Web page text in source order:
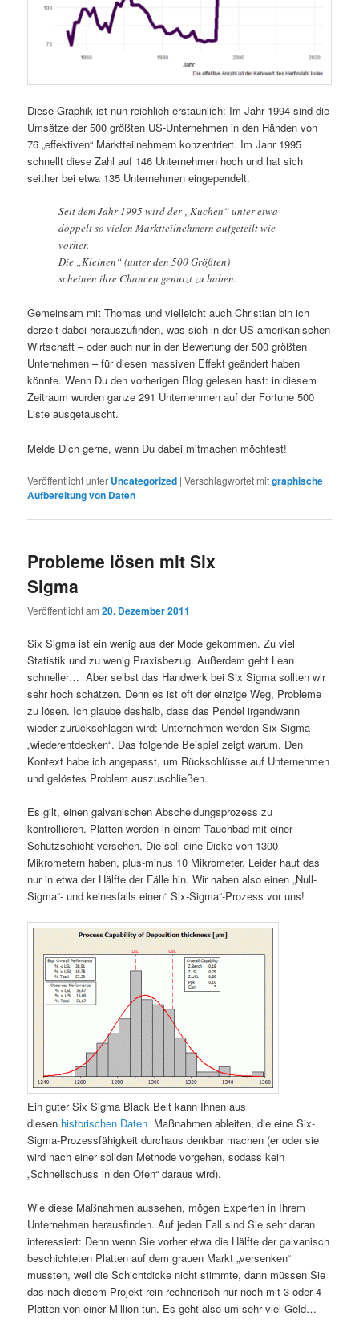
Diese Graphik ist nun reichlich erstaunlich: Im Jahr 1994 sind die
Umsätze der 500 größten US-Unternehmen in den Händen von
76 „effektiven“ Marktteilnehmern konzentriert. Im Jahr 1995
schnellt diese Zahl auf 146 Unternehmen hoch und hat sich
seither bei etwa 135 Unternehmen eingependelt.
Seit dem Jahr 1995 wird der „Kuchen“ unter etwa
doppelt so vielen Marktteilnehmern aufgeteilt wie
vorher.
Die „Kleinen“ (unter den 500 Größten)
scheinen ihre Chancen genutzt zu haben.
Gemeinsam mit Thomas und vielleicht auch Christian bin ich
derzeit dabei herauszufinden, was sich in der US-amerikanischen
Wirtschaft – oder auch nur in der Bewertung der 500 größten
Unternehmen – für diesen massiven Effekt geändert haben
könnte. Wenn Du den vorherigen Blog gelesen hast: in diesem
Zeitraum wurden ganze 291 Unternehmen auf der Fortune 500
Liste ausgetauscht.
Melde Dich gerne, wenn Du dabei mitmachen möchtest!
Veröffentlicht unter Uncategorized |Verschlagwortet mitgraphische
Aufbereitung von Daten
Probleme lösen mit Six
Sigma
Veröffentlicht am20. Dezember 2011
Six Sigma ist ein wenig aus der Mode gekommen. Zu viel
Statistik und zu wenig Praxisbezug. Außerdem geht Lean
schneller… Aber selbst das Handwerk bei Six Sigma sollten wir
sehr hoch schätzen. Denn es ist oft der einzige Weg, Probleme
zu lösen. Ich glaube deshalb, dass das Pendel irgendwann
wieder zurückschlagen wird: Unternehmen werden Six Sigma
„wiederentdecken“. Das folgende Beispiel zeigt warum. Den
Kontext habe ich angepasst, um Rückschlüsse auf Unternehmen
und gelöstes Problem auszuschließen.
Es gilt, einen galvanischen Abscheidungsprozess zu
kontrollieren. Platten werden in einem Tauchbad mit einer
Schutzschicht versehen. Die soll eine Dicke von 1300
Mikrometern haben, plus-minus 10 Mikrometer. Leider haut das
nur in etwa der Hälfte der Fälle hin. Wir haben also einen „Null-
Sigma“- und keinesfalls einen“ Six-Sigma“-Prozess vor uns!
Ein guter Six Sigma Black Belt kann Ihnen aus
diesen historischen Daten Maßnahmen ableiten, die eine Six-
Sigma-Prozessfähigkeit durchaus denkbar machen (er oder sie
wird nach einer soliden Methode vorgehen, sodass kein
„Schnellschuss in den Ofen“ daraus wird).
Wie diese Maßnahmen aussehen, mögen Experten in Ihrem
Unternehmen herausfinden. Auf jeden Fall sind Sie sehr daran
interessiert: Denn wenn Sie vorher etwa die Hälfte der galvanisch
beschichteten Platten auf dem grauen Markt „versenken“
mussten, weil die Schichtdicke nicht stimmte, dann müssen Sie
das nach diesem Projekt rein rechnerisch nur noch mit 3 oder 4
Platten von einer Million tun. Es geht also um sehr viel Geld…